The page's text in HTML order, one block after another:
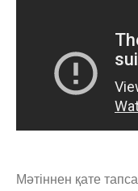
Мәтіннен қате